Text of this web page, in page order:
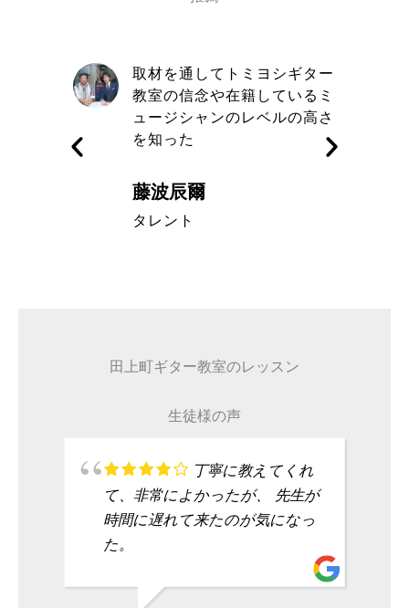
取材を通してトミヨシギター
教室の信念や在籍しているミ
ュージシャンのレベルの高さ
を知った
藤波辰爾
タレント
田上町ギター教室のレッスン
生徒様の声
丁寧に教えてくれ
て、非常によかったが、 先生が
時間に遅れて来たのが気になっ
た。